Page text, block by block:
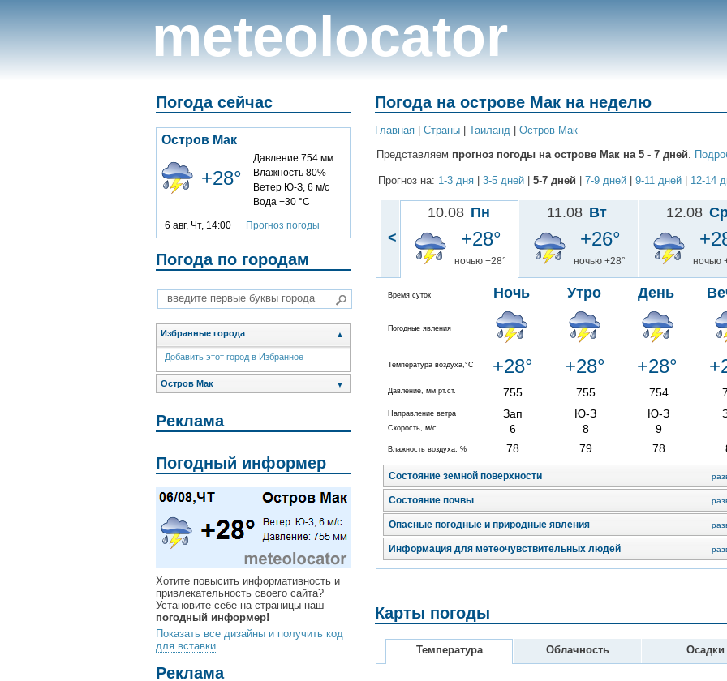
meteolocator
Погода сейчас
Остров Мак
+28°
Давление 754 мм
Влажность 80%
Ветер Ю-З, 6 м/с
Вода +30 °C
6 авг, Чт, 14:00 Прогноз погоды
Погода по городам
Избранные города ▲
Добавить этот город в Избранное
Остров Мак ▼
Реклама
Погодный информер
Хотите повысить информативность и
привлекательность своего сайта?
Установите себе на страницы наш
погодный информер!
Показать все дизайны и получить код
для вставки
Реклама
Погода на острове Мак на неделю
Главная Cтраны Таиланд
Остров Мак
Представляем прогноз погоды на острове Мак на 5 - 7 дней.
Прогноз на: 1-3 дня 3-5 дней 5-7 дней 7-9 дней 9-11 дней 12-14
<
10.08 Пн
+28°
ночью +28°
Время суток Ночь Утро День
Погодные явления
Температура воздуха,°C +28° +28° +28°
Давление, мм рт.ст. 755 755 754
Направление ветра Зап Ю-З Ю-З
Скорость, м/с 6 8 9
Влажность воздуха, % 78 79 78
Состояние земной поверхности
Состояние почвы
Опасные погодные и природные явления
Информация для метеочувствительных людей
11.08 Вт
+26°
ночью +28°
12.08
ночью
Карты погоды
Температура Облачность Осадки